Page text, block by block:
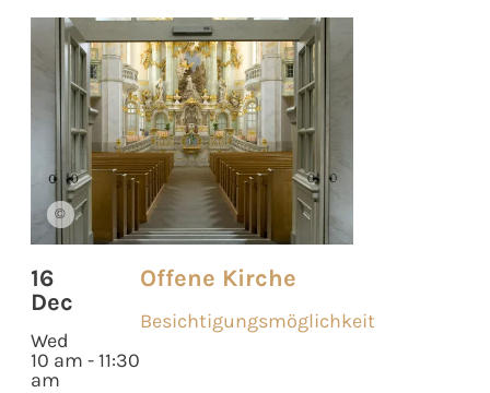
©
16
Dec
Wed
10 am - 11:30
am
Offene Kirche
Besichtigungsmöglichkeit